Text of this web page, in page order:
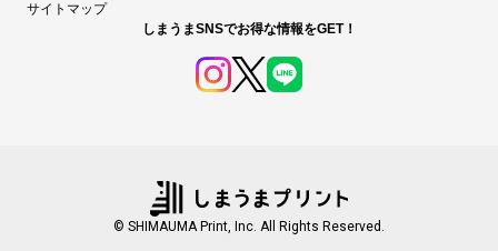
サイトマップ
しまうまSNSでお得な情報をGET！
© SHIMAUMA Print, Inc. All Rights Reserved.